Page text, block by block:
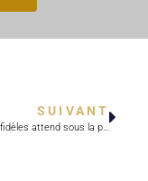
SUIVANT
la foule des fidèles attend sous la pluie place Saint-Pierre